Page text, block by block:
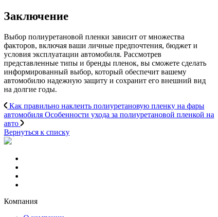
Заключение
Выбор полиуретановой пленки зависит от множества
факторов, включая ваши личные предпочтения, бюджет и
условия эксплуатации автомобиля. Рассмотрев
представленные типы и бренды пленок, вы сможете сделать
информированный выбор, который обеспечит вашему
автомобилю надежную защиту и сохранит его внешний вид
на долгие годы.
Как правильно наклеить полиуретановую пленку на фары
автомобиля Особенности ухода за полиуретановой пленкой на
авто
Вернуться к списку
Компания